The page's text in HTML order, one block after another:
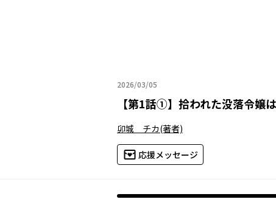
2026/03/05
2026年03月05日
【第1話①】 拾われた没落令嬢
卯城 チカ(著者)
応援メッセージ